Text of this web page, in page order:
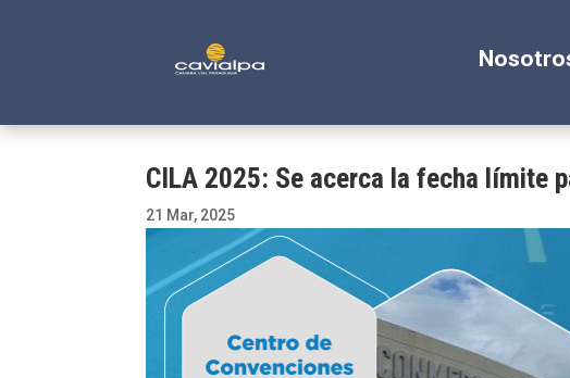
CILA 2025: Se acerca la fecha límite
21 Mar, 2025